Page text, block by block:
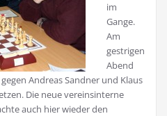
im
Gange.
Am
gestrigen
Abend
Andreas Sandner und Klaus
Die neue vereinsinterne
auch hier wieder den